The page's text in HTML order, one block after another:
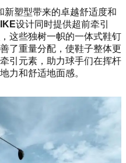
新塑型带来的卓越舒适度和
设计同时提供超前牵引
这些独树一帜的一体式鞋钉
了重量分配，使鞋子整体更
引元素，助力球手们在挥杆
力和舒适地面感。